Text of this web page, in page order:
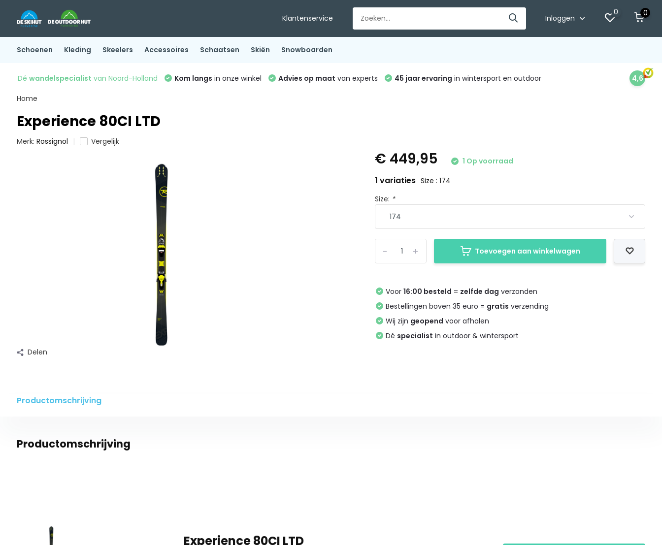
Klantenservice Inloggen
0 0
Schoenen Kleding Skeelers Accessoires Schaatsen Skiën Snowboarden
Dé wandelspecialist van Noord-Holland Kom langs in onze winkel Advies op maat van experts 45 jaar ervaring in wintersport en outdoor 4,6
Home
Experience 80CI LTD
Merk: Rossignol Vergelijk
Delen
€ 449,95 1 Op voorraad
1 variaties Size : 174
Size: *
+
- Toevoegen aan winkelwagen
Voor16:00 besteld = zelfde dag verzonden
Bestellingen boven 35 euro = gratis verzending
Wij zijn geopend voor afhalen
Dé specialist in outdoor & wintersport
Productomschrijving
Productomschrijving
Experience 80CI LTD